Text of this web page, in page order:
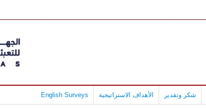
شكر وتقدير الأهداف الاستراتيجية English Surveys